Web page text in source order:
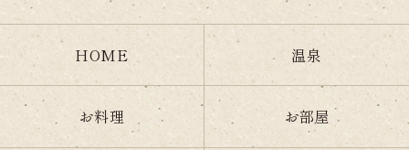
HOME 温泉
お料理 お部屋